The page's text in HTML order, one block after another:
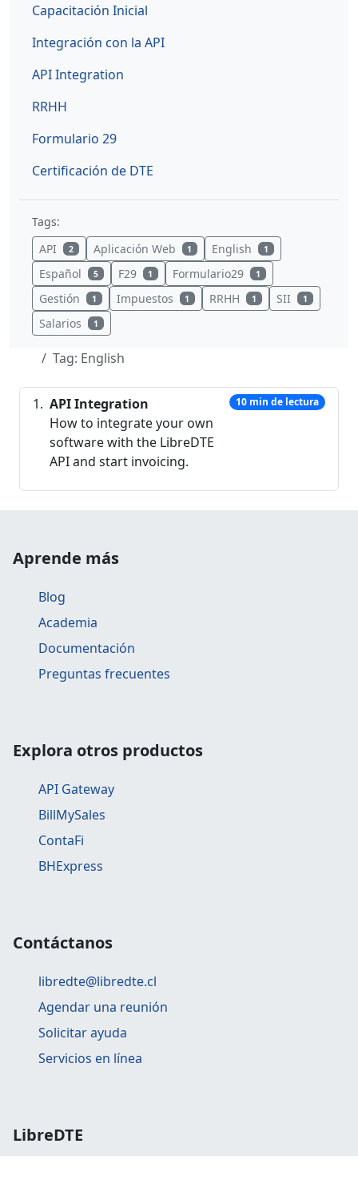
Capacitación Inicial
Integración con la API
API Integration
RRHH
Formulario 29
Certificación de DTE
Tags:
API
2 Aplicación Web 1 English 1
Español 5 F29 1 Formulario29 1
Gestión 1 Impuestos 1 RRHH 1 SII 1
Salarios 1
Tag: English
API Integration
How to integrate your own
software with the LibreDTE
API and start invoicing.
10 min de lectura
Aprende más
Blog
Academia
Documentación
Preguntas frecuentes
Explora otros productos
API Gateway
BillMySales
ContaFi
BHExpress
Contáctanos
libredte@libredte.cl
Agendar una reunión
Solicitar ayuda
Servicios en línea
LibreDTE